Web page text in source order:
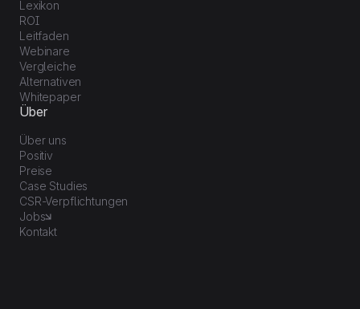
Lexikon
ROI
Leitfaden
Webinare
Vergleiche
Alternativen
Whitepaper
Über
Über uns
Positiv
Preise
Case Studies
CSR-Verpflichtungen
Jobs
Kontakt